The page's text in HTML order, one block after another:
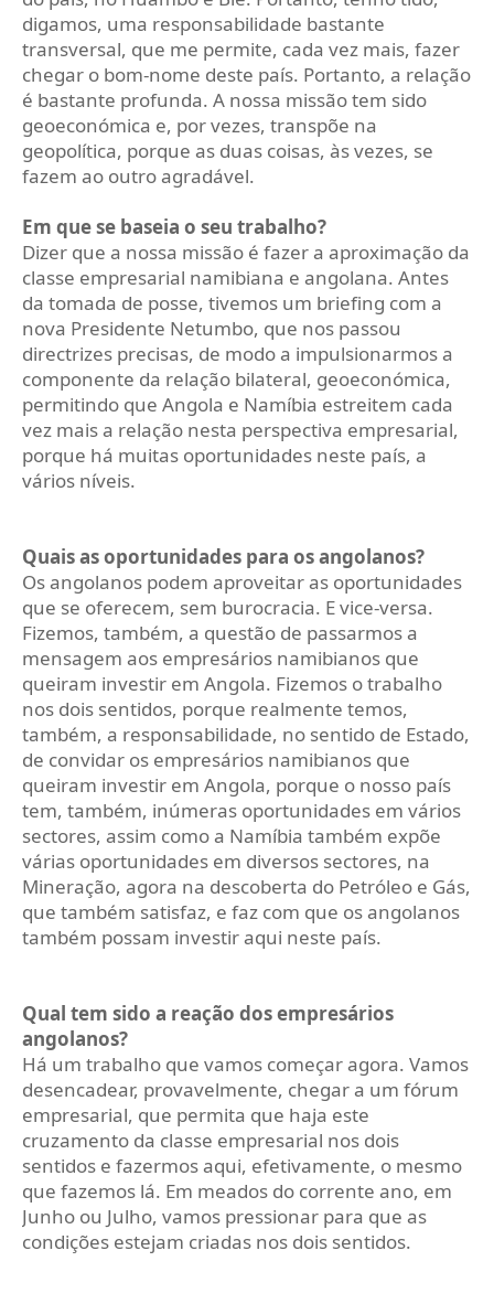
digamos, uma responsabilidade bastante
transversal, que me permite, cada vez mais, fazer
chegar o bom-nome deste país. Portanto, a relação
é bastante profunda. A nossa missão tem sido
geoeconómica e, por vezes, transpõe na
geopolítica, porque as duas coisas, às vezes, se
fazem ao outro agradável.
Em que se baseia o seu trabalho?
Dizer que a nossa missão é fazer a aproximação da
classe empresarial namibiana e angolana. Antes
da tomada de posse, tivemos um briefing com a
nova Presidente Netumbo, que nos passou
directrizes precisas, de modo a impulsionarmos a
componente da relação bilateral, geoeconómica,
permitindo que Angola e Namíbia estreitem cada
vez mais a relação nesta perspectiva empresarial,
porque há muitas oportunidades neste país, a
vários níveis.
Quais as oportunidades para os angolanos?
Os angolanos podem aproveitar as oportunidades
que se oferecem, sem burocracia. E vice-versa.
Fizemos, também, a questão de passarmos a
mensagem aos empresários namibianos que
queiram investir em Angola. Fizemos o trabalho
nos dois sentidos, porque realmente temos,
também, a responsabilidade, no sentido de Estado,
de convidar os empresários namibianos que
queiram investir em Angola, porque o nosso país
tem, também, inúmeras oportunidades em vários
sectores, assim como a Namíbia também expõe
várias oportunidades em diversos sectores, na
Mineração, agora na descoberta do Petróleo e Gás,
que também satisfaz, e faz com que os angolanos
também possam investir aqui neste país.
Qual tem sido a reação dos empresários
angolanos?
Há um trabalho que vamos começar agora. Vamos
desencadear, provavelmente, chegar a um fórum
empresarial, que permita que haja este
cruzamento da classe empresarial nos dois
sentidos e fazermos aqui, efetivamente, o mesmo
que fazemos lá. Em meados do corrente ano, em
Junho ou Julho, vamos pressionar para que as
condições estejam criadas nos dois sentidos.